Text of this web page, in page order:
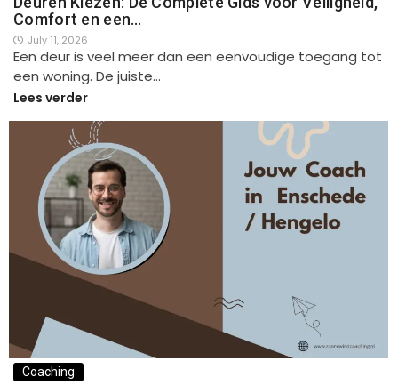
Comfort en een…
July 11, 2026
Een deur is veel meer dan een eenvoudige toegang tot
een woning. De juiste…
Lees verder
Coaching